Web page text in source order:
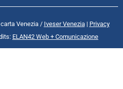
Venezia / Iveser Venezia| Privacy
ELAN42 Web + Comunicazione